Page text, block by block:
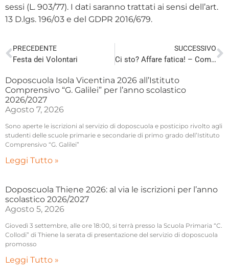
sessi (L. 903/77). I dati saranno trattati ai sensi dell’art.
13 D.lgs. 196/03 e del GDPR 2016/679.
PRECEDENTE
Festa dei Volontari
SUCCESSIVO
Ci sto? Affare fatica! – Comuni e date 2022
Doposcuola Isola Vicentina 2026 all’Istituto
Comprensivo “G. Galilei” per l’anno scolastico
2026/2027
Agosto 7, 2026
Sono aperte le iscrizioni al servizio di doposcuola e posticipo rivolto agli
studenti delle scuole primarie e secondarie di primo grado dell’Istituto
Comprensivo “G. Galilei”
Leggi Tutto »
Doposcuola Thiene 2026: al via le iscrizioni per l’anno
scolastico 2026/2027
Agosto 5, 2026
Giovedì 3 settembre, alle ore 18:00, si terrà presso la Scuola Primaria “C.
Collodi” di Thiene la serata di presentazione del servizio di doposcuola
promosso
Leggi Tutto »